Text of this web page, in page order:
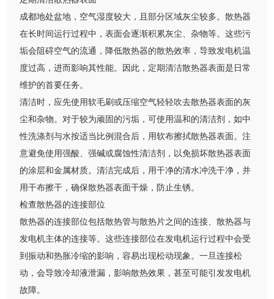
成都地处盆地，空气湿度较大，且部分区域灰尘较多。散热器
在长时间运行过程中，表面会逐渐积累灰尘、杂物等。这些污
垢会阻碍空气的流通，降低散热器的散热效率，导致发电机温
度过高，进而影响其性能。因此，定期清洁散热器表面是日常
维护的首要任务。
清洁时，应先使用软毛刷或压缩空气轻轻吹去散热器表面的灰
尘和杂物。对于较为顽固的污垢，可使用温和的清洁剂，如中
性洗涤剂与水按适当比例混合后，用软布擦拭散热器表面。注
意避免使用强酸、强碱或腐蚀性清洁剂，以免损坏散热器表面
的涂层和金属材质。清洁完成后，用干净的清水冲洗干净，并
用干布擦干，确保散热器表面干燥，防止生锈。
检查散热器的连接部位
散热器的连接部位包括散热管与散热片之间的连接、散热器与
发电机主体的连接等。这些连接部位在发电机运行过程中会受
到振动和热胀冷缩的影响，容易出现松动现象。一旦连接松
动，会导致冷却液泄漏，影响散热效果，甚至可能引发发电机
故障。